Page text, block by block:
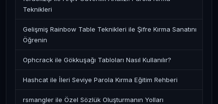
Teknikleri
Gelişmiş Rainbow Table Teknikleri ile Şifre Kırma Sanatını
Öğrenin
Ophcrack ile Gökkuşağı Tabloları Nasıl Kullanılır?
Hashcat ile İleri Seviye Parola Kırma Eğitim Rehberi
rsmangler ile Özel Sözlük Oluşturmanın Yolları